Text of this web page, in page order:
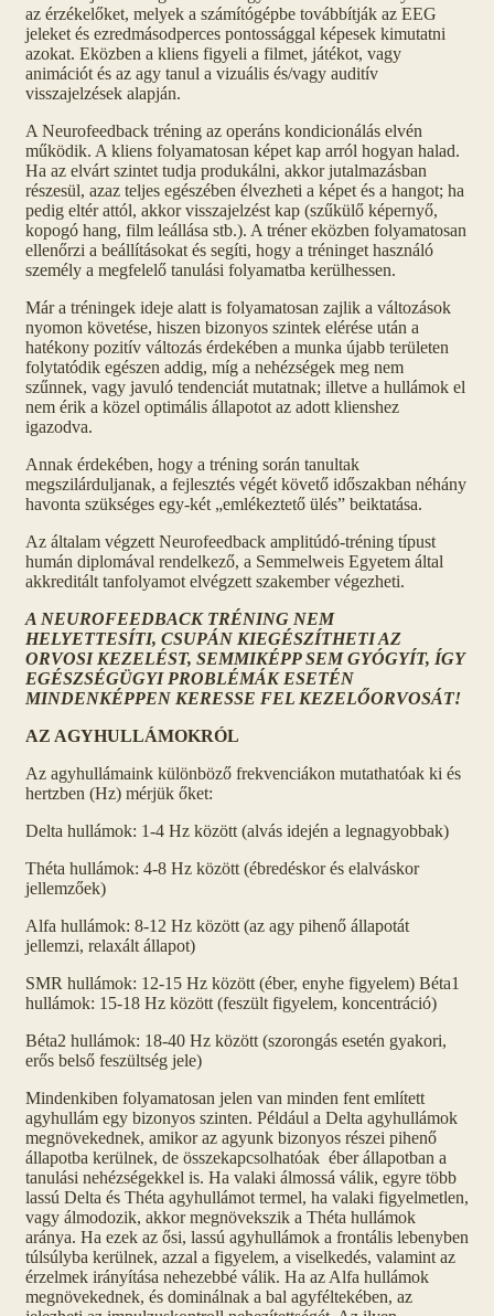
az érzékelőket, melyek a számítógépbe továbbítják az EEG
jeleket és ezredmásodperces pontossággal képesek kimutatni
azokat. Eközben a kliens figyeli a filmet, játékot, vagy
animációt és az agy tanul a vizuális és/vagy auditív
visszajelzések alapján.
A Neurofeedback tréning az operáns kondicionálás elvén
működik. A kliens folyamatosan képet kap arról hogyan halad.
Ha az elvárt szintet tudja produkálni, akkor jutalmazásban
részesül, azaz teljes egészében élvezheti a képet és a hangot; ha
pedig eltér attól, akkor visszajelzést kap (szűkülő képernyő,
kopogó hang, film leállása stb.). A tréner eközben folyamatosan
ellenőrzi a beállításokat és segíti, hogy a tréninget használó
személy a megfelelő tanulási folyamatba kerülhessen.
Már a tréningek ideje alatt is folyamatosan zajlik a változások
nyomon követése, hiszen bizonyos szintek elérése után a
hatékony pozitív változás érdekében a munka újabb területen
folytatódik egészen addig, míg a nehézségek meg nem
szűnnek, vagy javuló tendenciát mutatnak; illetve a hullámok el
nem érik a közel optimális állapotot az adott klienshez
igazodva.
Annak érdekében, hogy a tréning során tanultak
megszilárduljanak, a fejlesztés végét követő időszakban néhány
havonta szükséges egy-két „emlékeztető ülés” beiktatása.
Az általam végzett Neurofeedback amplitúdó-tréning típust
humán diplomával rendelkező, a Semmelweis Egyetem által
akkreditált tanfolyamot elvégzett szakember végezheti.
A NEUROFEEDBACK TRÉNING NEM
HELYETTESÍTI, CSUPÁN KIEGÉSZÍTHETI AZ
ORVOSI KEZELÉST, SEMMIKÉPP SEM GYÓGYÍT, ÍGY
EGÉSZSÉGÜGYI PROBLÉMÁK ESETÉN
MINDENKÉPPEN KERESSE FEL KEZELŐORVOSÁT!
AZ AGYHULLÁMOKRÓL
Az agyhullámaink különböző frekvenciákon mutathatóak ki és
hertzben (Hz) mérjük őket:
Delta hullámok: 1-4 Hz között (alvás idején a legnagyobbak)
Théta hullámok: 4-8 Hz között (ébredéskor és elalváskor
jellemzőek)
Alfa hullámok: 8-12 Hz között (az agy pihenő állapotát
jellemzi, relaxált állapot)
SMR hullámok: 12-15 Hz között (éber, enyhe figyelem) Béta1
hullámok: 15-18 Hz között (feszült figyelem, koncentráció)
Béta2 hullámok: 18-40 Hz között (szorongás esetén gyakori,
erős belső feszültség jele)
Mindenkiben folyamatosan jelen van minden fent említett
agyhullám egy bizonyos szinten. Például a Delta agyhullámok
megnövekednek, amikor az agyunk bizonyos részei pihenő
állapotba kerülnek, de összekapcsolhatóak éber állapotban a
tanulási nehézségekkel is. Ha valaki álmossá válik, egyre több
lassú Delta és Théta agyhullámot termel, ha valaki figyelmetlen,
vagy álmodozik, akkor megnövekszik a Théta hullámok
aránya. Ha ezek az ősi, lassú agyhullámok a frontális lebenyben
túlsúlyba kerülnek, azzal a figyelem, a viselkedés, valamint az
érzelmek irányítása nehezebbé válik. Ha az Alfa hullámok
megnövekednek, és dominálnak a bal agyféltekében, az